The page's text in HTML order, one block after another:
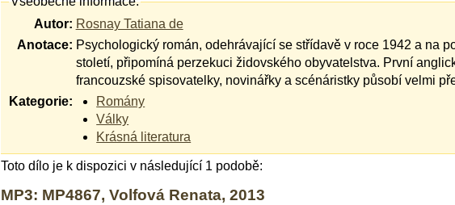
Autor: Rosnay Tatiana de
Anotace: Psychologický román, odehrávající se střídavě v roce 1942 a na
století, připomíná perzekuci židovského obyvatelstva. První
francouzské spisovatelky, novinářky a scénáristky působí velmi
Kategorie:
Romány
Války
Krásná literatura
Toto dílo je k dispozici v následující 1 podobě:
MP3: MP4867, Volfová Renata, 2013